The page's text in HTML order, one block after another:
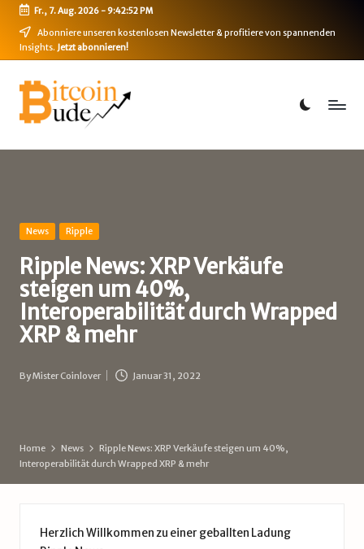
Skip
Fr., 7. Aug. 2026-9:42:53 PM
Abonniere unseren kostenlosen Newsletter & profitiere von spannenden
Insights. Jetzt abonnieren!
B
i
t
i
n
-
B
u
d
Bitcoin,
Ethereum,
DeFi
Posted
News Ripple
Ripple News: XRP Verkäufe
steigen um 40%,
Interoperabilität durch Wrapped
XRP & mehr
Posted
ByMister Coinlover Januar 31, 2022
Home News
Ripple News: XRP Verkäufe steigen um 40%,
Interoperabilität durch Wrapped XRP & mehr
Herzlich Willkommen zu einer geballten Ladung